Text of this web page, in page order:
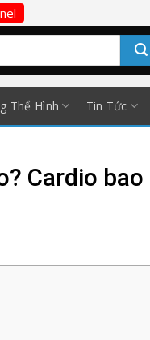
Thể Hình Tin Tức
Cardio bao